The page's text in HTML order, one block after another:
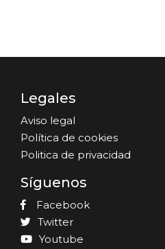
Legales
Aviso legal
Política de cookies
Politica de privacidad
Síguenos
Facebook
Twitter
Youtube